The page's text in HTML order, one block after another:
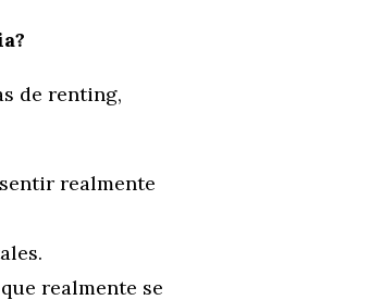
de renting,
realmente
realmente se